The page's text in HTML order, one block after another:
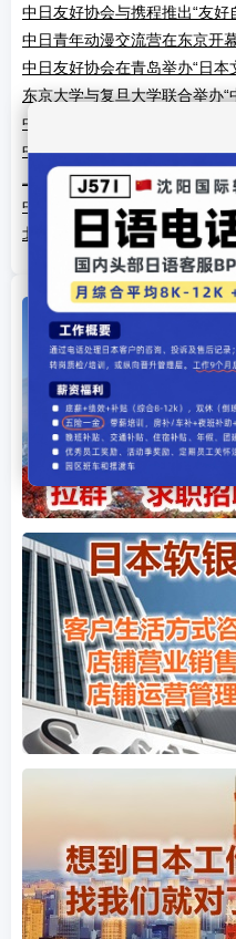
中日友好协会与携程推出“友好
中日青年动漫交流营在东京开
中日友好协会在青岛举办“日本
东京大学与复旦大学联合举办
中日友好医院与东京大学合作
中日高校动漫交流赛在东京开
上海举办“中日茶文化节”，促
中日友好协会举办“2025微博
北京大学与茨城县深化友好交